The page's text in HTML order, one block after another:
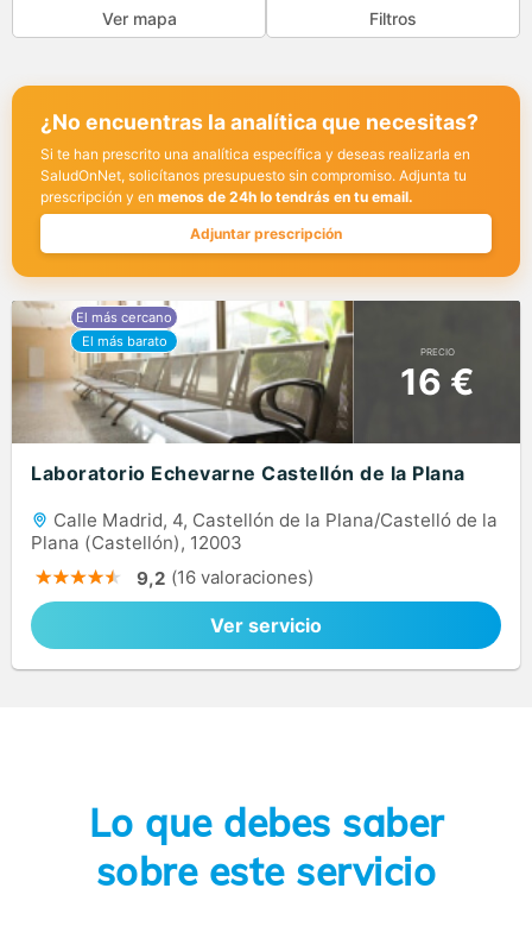
Ver mapa Filtros
¿No encuentras la analítica que necesitas?
Si te han prescrito una analítica específica y deseas realizarla en
SaludOnNet, solicítanos presupuesto sin compromiso. Adjunta tu
prescripción y en menos de 24h lo tendrás en tu email.
Adjuntar prescripción
PRECIO
16 €
Laboratorio Echevarne Castellón de la Plana
Calle Madrid, 4, Castellón de la Plana/Castelló de la
Plana (Castellón), 12003
9,2 (16 valoraciones)
Ver servicio
Lo que debes saber
sobre este servicio